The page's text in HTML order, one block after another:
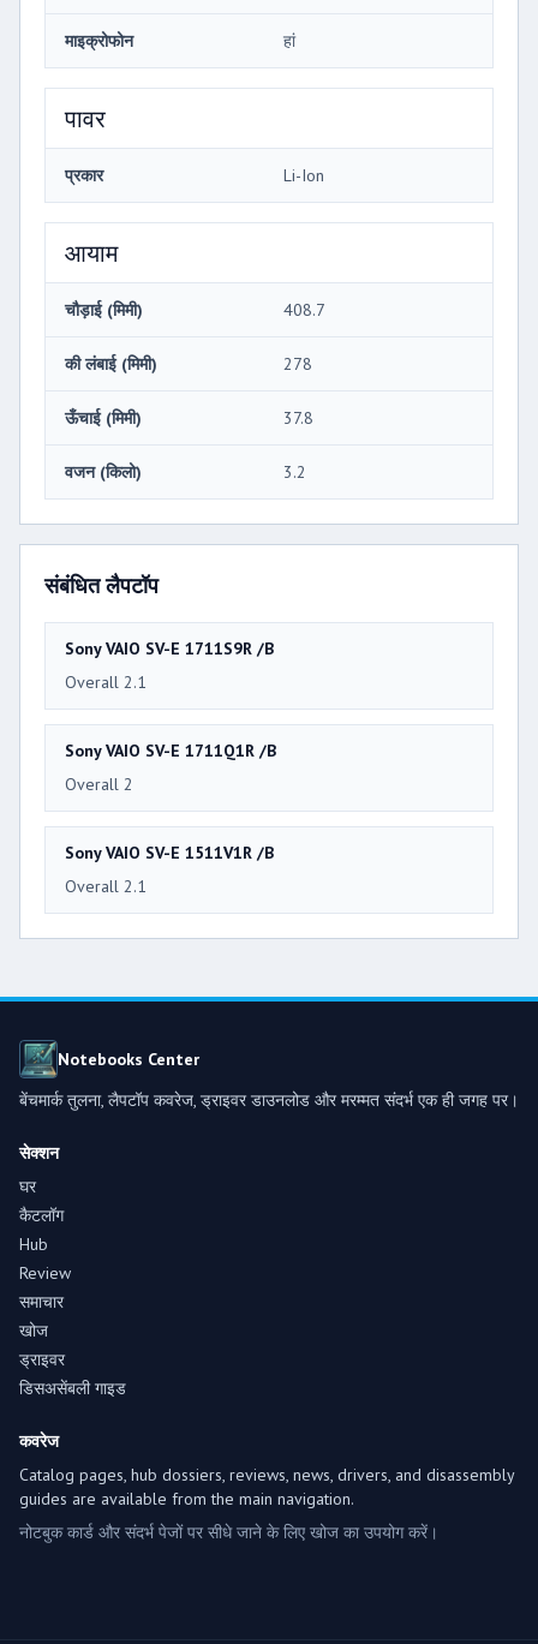
माइक्रोफोन हां
पावर
प्रकार Li-Ion
आयाम
चौड़ाई (मिमी) 408.7
की लंबाई (मिमी) 278
ऊँचाई (मिमी) 37.8
वजन (किलो) 3.2
संबंधित लैपटॉप
Sony VAIO SV-E 1711S9R /B
Overall 2.1
Sony VAIO SV-E 1711Q1R /B
Overall 2
Sony VAIO SV-E 1511V1R /B
Overall 2.1
Notebooks Center
बेंचमार्क तुलना, लैपटॉप कवरेज, ड्राइवर डाउनलोड और मरम्मत संदर्भ एक ही जगह पर।
सेक्शन
घर
कैटलॉग
Hub
Review
समाचार
खोज
ड्राइवर
डिसअसेंबली गाइड
कवरेज
Catalog pages, hub dossiers, reviews, news, drivers, and disassembly
guides are available from the main navigation.
नोटबुक कार्ड और संदर्भ पेजों पर सीधे जाने के लिए खोज का उपयोग करें।